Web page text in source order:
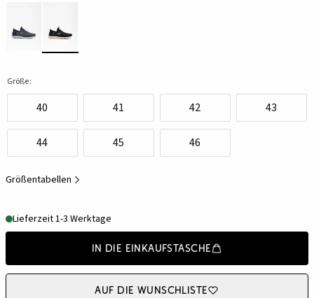
Größe:
40 41 42 43
44 45 46
Größentabellen
Lieferzeit 1-3 Werktage
In die Einkaufstasche
Auf die Wunschliste